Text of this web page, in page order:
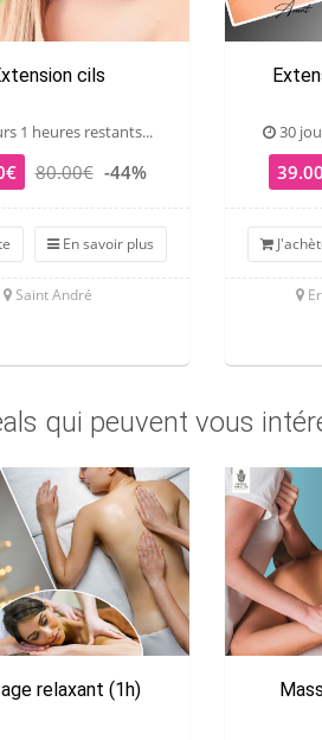
cils
1 heures restants...
80.00€ -44%
En savoir plus
Saint André
30
qui peuvent vous
relaxant (1h)